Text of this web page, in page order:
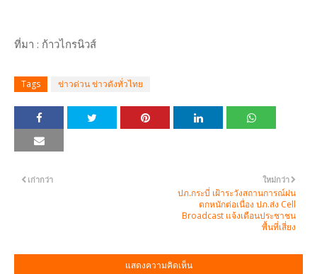
ที่มา : ก้าวไกรนิวส์
Tags ข่าวด่วน ข่าวดังทั่วไทย
ใหม่กว่า
ปภ.กระบี่ เฝ้าระวังสถานการณ์ฝน
ตกหนักต่อเนื่อง ปภ.ส่ง Cell
Broadcast แจ้งเตือนประชาชน
พื้นที่เสี่ยง
เก่ากว่า
แสดงความคิดเห็น